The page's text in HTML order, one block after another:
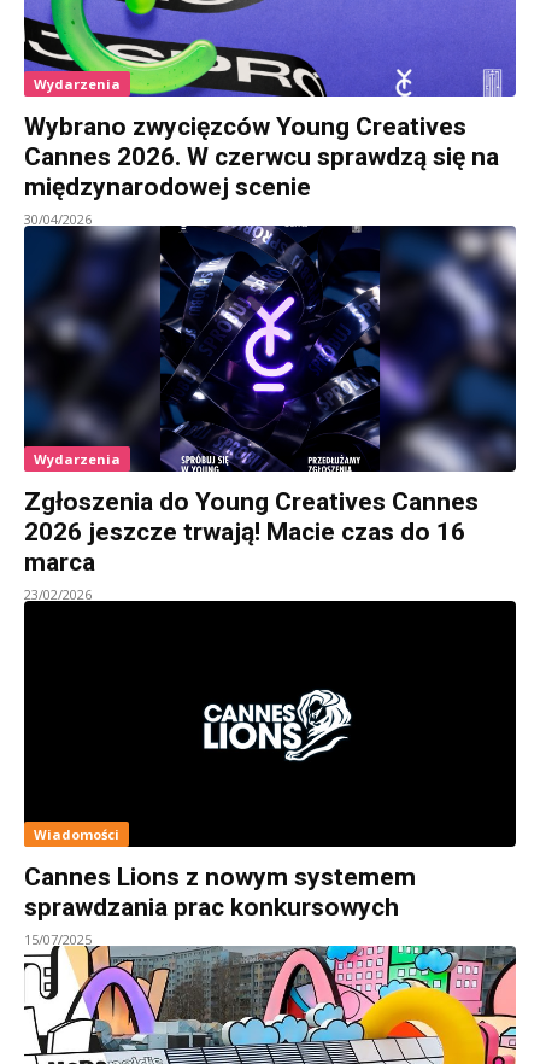
Wydarzenia
Wybrano zwycięzców Young Creatives
Cannes 2026. W czerwcu sprawdzą się na
międzynarodowej scenie
30/04/2026
Wydarzenia
Zgłoszenia do Young Creatives Cannes
2026 jeszcze trwają! Macie czas do 16
marca
23/02/2026
Wiadomości
Cannes Lions z nowym systemem
sprawdzania prac konkursowych
15/07/2025